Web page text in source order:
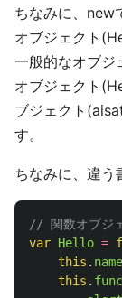
ちなみに、new
オブジェクト
一般的なオブジ
オブジェクト
ブジェクト
す。
ちなみに、違う
// 関数オブジ
var Hello =
this . name
this . func